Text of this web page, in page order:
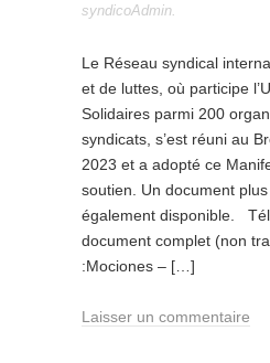
syndicoAdmin.
Le Réseau syndical
et de luttes, où participe
Solidaires parmi 200
syndicats, s’est réuni au
2023 et a adopté ce
soutien. Un document
également disponible.
document complet (non
:Mociones – […]
Laisser un commentaire